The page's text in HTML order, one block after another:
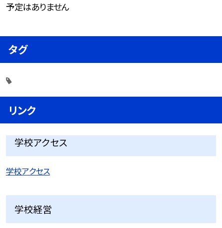
予定はありません
タグ
リンク
学校アクセス
学校アクセス
学校経営